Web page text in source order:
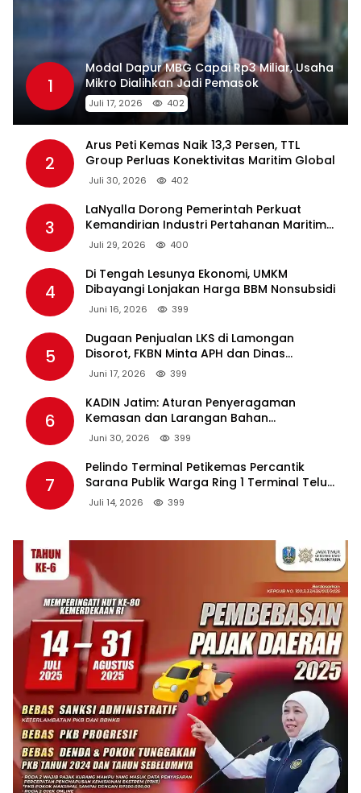
1
Modal Dapur MBG Capai Rp3 Miliar, Usaha
Mikro Dialihkan Jadi Pemasok
Juli 17, 2026 402
2
Arus Peti Kemas Naik 13,3 Persen, TTL
Group Perluas Konektivitas Maritim Global
Juli 30, 2026 402
3
LaNyalla Dorong Pemerintah Perkuat
Kemandirian Industri Pertahanan Maritim
Lewat PT PAL
Juli 29, 2026 400
4
Di Tengah Lesunya Ekonomi, UMKM
Dibayangi Lonjakan Harga BBM Nonsubsidi
Juni 16, 2026 399
5
Dugaan Penjualan LKS di Lamongan
Disorot, FKBN Minta APH dan Dinas
Pendidikan Bertindak Tegas.
Juni 17, 2026 399
6
KADIN Jatim: Aturan Penyeragaman
Kemasan dan Larangan Bahan
Tambahan Berpotensi Ganggu Industri
Juni 30, 2026 399
7
Pelindo Terminal Petikemas Percantik
Sarana Publik Warga Ring 1 Terminal Teluk
Lamong Lewat Program TJSL
Juli 14, 2026 399